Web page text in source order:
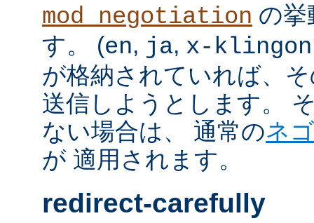
mod_negotiation の挙
す。 (en, ja, x-klingon
が格納されていれば、
送信しようとします。
ない場合は、 通常のネ
が 適用されます。
redirect-carefully